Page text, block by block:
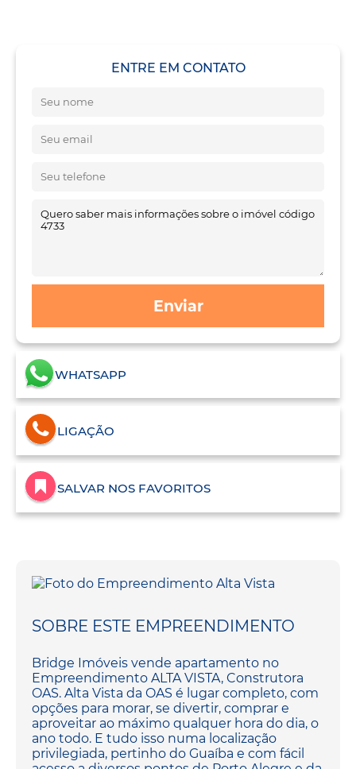
ENTRE EM CONTATO
Enviar
WHATSAPP
LIGAÇÃO
SALVAR NOS FAVORITOS
SOBRE ESTE EMPREENDIMENTO
Bridge Imóveis vende apartamento no
Empreendimento ALTA VISTA, Construtora
OAS. Alta Vista da OAS é lugar completo, com
opções para morar, se divertir, comprar e
aproveitar ao máximo qualquer hora do dia, o
ano todo. E tudo isso numa localização
privilegiada, pertinho do Guaíba e com fácil